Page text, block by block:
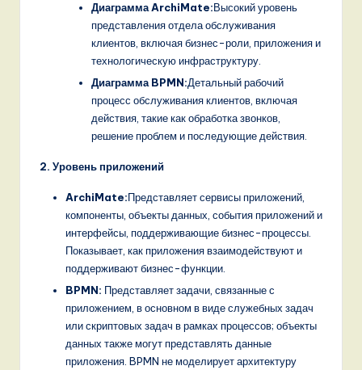
Диаграмма ArchiMate:Высокий уровень
представления отдела обслуживания
клиентов, включая бизнес-роли, приложения и
технологическую инфраструктуру.
Диаграмма BPMN:Детальный рабочий
процесс обслуживания клиентов, включая
действия, такие как обработка звонков,
решение проблем и последующие действия.
2. Уровень приложений
ArchiMate:Представляет сервисы приложений,
компоненты, объекты данных, события приложений и
интерфейсы, поддерживающие бизнес-процессы.
Показывает, как приложения взаимодействуют и
поддерживают бизнес-функции.
BPMN: Представляет задачи, связанные с
приложением, в основном в виде служебных задач
или скриптовых задач в рамках процессов; объекты
данных также могут представлять данные
приложения. BPMN не моделирует архитектуру